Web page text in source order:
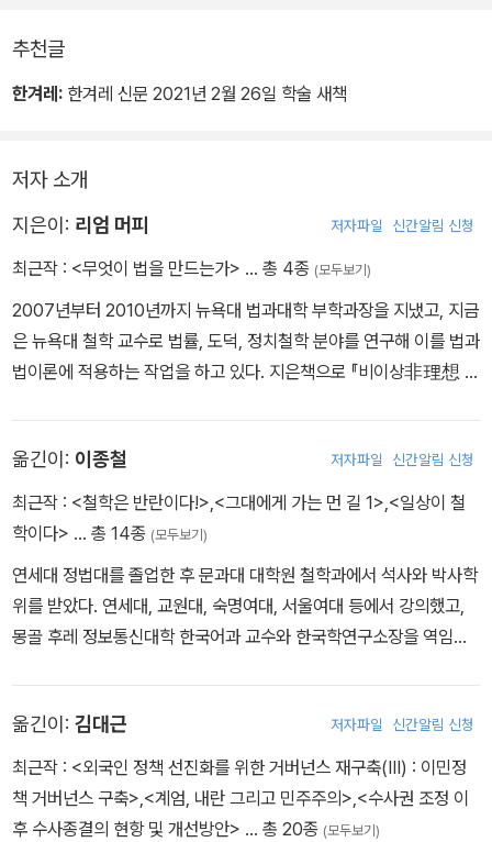
추천글
한겨레: 한겨레 신문 2021년 2월 26일 학술 새책
저자 소개
지은이: 리엄 머피 저자파일 신간알림 신청
최근작 : <무엇이 법을 만드는가> … 총 4종 (모두보기)
2007년부터 2010년까지 뉴욕대 법과대학 부학과장을 지냈고, 지금
은 뉴욕대 철학 교수로 법률, 도덕, 정치철학 분야를 연구해 이를 법과
법이론에 적용하는 작업을 하고 있다. 지은책으로 『비이상非理想 이
and Justice』(공저, 2002)가 있다. 『필로소피 앤드 퍼블릭 어페어
스』 등 다수의 저널에 글을 싣고 있다. 같은 잡지에서 편집자로 일했
고, 현재는 편집위원으로 있다.
옮긴이: 이종철 저자파일 신간알림 신청
최근작 : <철학은 반란이다!>,<그대에게 가는 먼 길 1>,<일상이 철
학이다> … 총 14종 (모두보기)
연세대 정법대를 졸업한 후 문과대 대학원 철학과에서 석사와 박사학
위를 받았다. 연세대, 교원대, 숙명여대, 서울여대 등에서 강의했고,
몽골 후레 정보통신대학 한국어과 교수와 한국학연구소장을 역임했
저널인뉴스>의 칼럼니스트로 재직하면서 ‘에세이철학’ 분야를 새로
개척하고 있고, NGO 환경단체인 <푸른아시아>의 홍보대사를 맡고
있다. 저서로 《철학과 비판 - 에세이철학의 부활을 위하여》와 《일상
이 철학이다》가 있고, 2025 4월에는 격동의 시대 1980년대를 철학
옮긴이: 김대근 저자파일 신간알림 신청
최근작 : <외국인 정책 선진화를 위한 거버넌스 재구축(III) : 이민정
책 거버넌스 구축>,<계엄, 내란 그리고 민주주의>,<수사권 조정 이
후 수사종결의 현항 및 개선방안> … 총 20종 (모두보기)